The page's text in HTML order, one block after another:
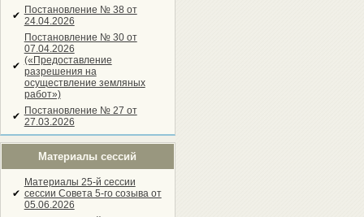
✔ Постановление № 38 от
24.04.2026
✔
Постановление № 30 от
07.04.2026
(«Предоставление
разрешения на
осуществление земляных
работ»)
✔ Постановление № 27 от
27.03.2026
Материалы сессий
✔
Материалы 25-й сессии
сессии Совета 5-го созыва от
05.06.2026